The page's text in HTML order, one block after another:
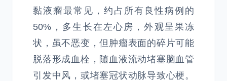
黏液瘤最常见，约占所有良性病例的
50%，多生长在左心房，外观呈果冻
状，虽不恶变，但肿瘤表面的碎片可能
脱落形成血栓，随血液流动堵塞脑血管
引发中风，或堵塞冠状动脉导致心梗。